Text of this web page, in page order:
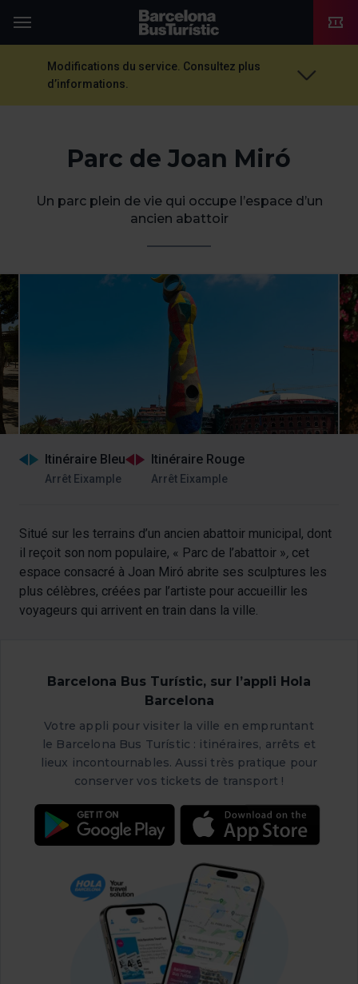
TMB-OCI
Modifications du service. Consultez plus
d’informations.
Parc de Joan Miró
Un parc plein de vie qui occupe l’espace d’un
ancien abattoir
Itinéraire Bleu
Arrêt Eixample
Itinéraire Rouge
Arrêt Eixample
Situé sur les terrains d’un ancien abattoir municipal, dont
il reçoit son nom populaire, « Parc de l’abattoir », cet
espace consacré à Joan Miró abrite ses sculptures les
plus célèbres, créées par l’artiste pour accueillir les
voyageurs qui arrivent en train dans la ville.
Barcelona Bus Turístic, sur l’appli Hola
Barcelona
Votre appli pour visiter la ville en empruntant
le Barcelona Bus Turístic : itinéraires, arrêts et
lieux incontournables. Aussi très pratique pour
conserver vos tickets de transport !